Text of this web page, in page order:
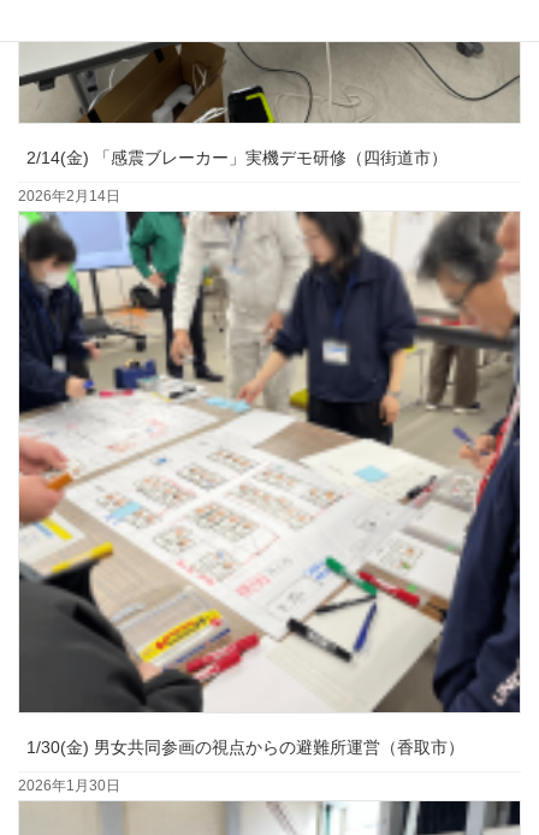
2/14(金) 「感震ブレーカー」実機デモ研修（四街道市）
2026年2月14日
1/30(金) 男女共同参画の視点からの避難所運営（香取市）
2026年1月30日